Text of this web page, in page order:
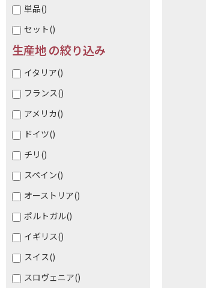
単品()
セット()
生産地 の絞り込み
イタリア()
フランス()
アメリカ()
ドイツ()
チリ ()
スペイン()
オーストリア()
ポルトガル()
イギリス()
スイス()
スロヴェニア()